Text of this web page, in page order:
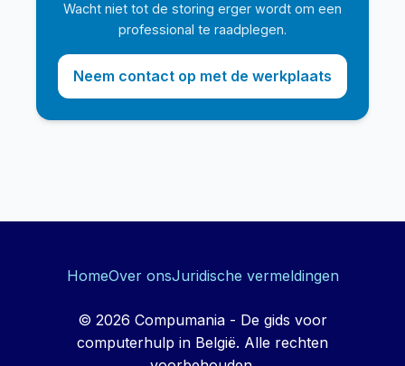
Wacht niet tot de storing erger wordt om een
professional te raadplegen.
Neem contact op met de werkplaats
HomeOver onsJuridische vermeldingen
© 2026 Compumania - De gids voor
computerhulp in België. Alle rechten